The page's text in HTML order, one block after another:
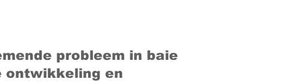
probleem in baie
ontwikkeling en